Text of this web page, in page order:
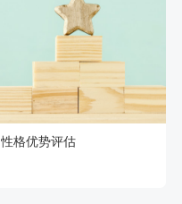
性格优势评估